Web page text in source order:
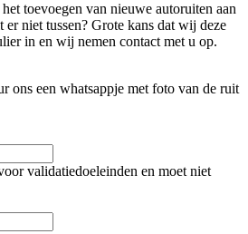
toevoegen van nieuwe autoruiten aan
niet tussen? Grote kans dat wij deze
in en wij nemen contact met u op.
ons een whatsappje met foto van de ruit
validatiedoeleinden en moet niet